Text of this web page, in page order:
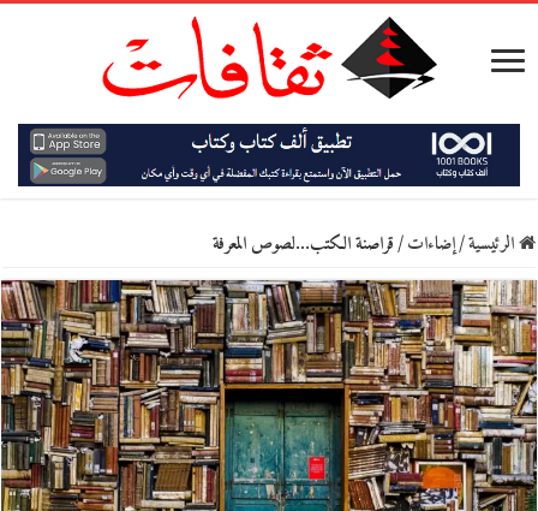
الرئيسية/إضاءات/قراصنة الكتب…لصوص المعرفة